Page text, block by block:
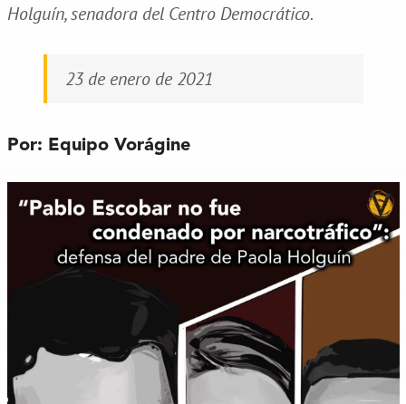
Holguín, senadora del Centro Democrático.
23 de enero de 2021
Por: Equipo Vorágine